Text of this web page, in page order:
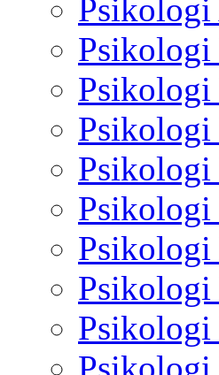
Psikologi
Psikologi
Psikologi
Psikologi
Psikologi
Psikologi
Psikologi
Psikologi